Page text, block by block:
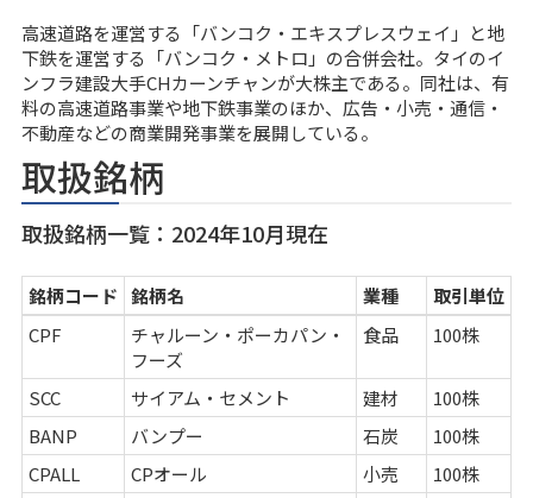
高速道路を運営する「バンコク・エキスプレスウェイ」と地
下鉄を運営する「バンコク・メトロ」の合併会社。タイのイ
ンフラ建設大手CHカーンチャンが大株主である。同社は、有
料の高速道路事業や地下鉄事業のほか、広告・小売・通信・
不動産などの商業開発事業を展開している。
取扱銘柄
取扱銘柄一覧：2024年10月現在
銘柄コード 銘柄名 業種
取引単位
CPF
チャルーン・ポーカパン・
フーズ
食品 100株
SCC サイアム・セメント 建材
100株
BANP
バンプー 石炭
100株
CPALL
CPオール 小売
100株